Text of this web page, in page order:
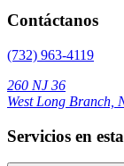
Contáctanos
(732) 963-4119
260 NJ 36
West Long Branch,
Servicios en